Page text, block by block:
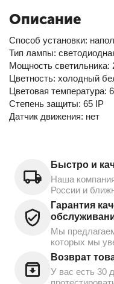
Описание
Способ установки:
Тип лампы:
Мощность светильника:
Цветность: холодный
Цветовая температура:
Степень защиты: 65 IP
Датчик движения: нет
Быстро и
Наша
России и
Гарантия
Мы
которых мы
Возврат
У вас есть 30